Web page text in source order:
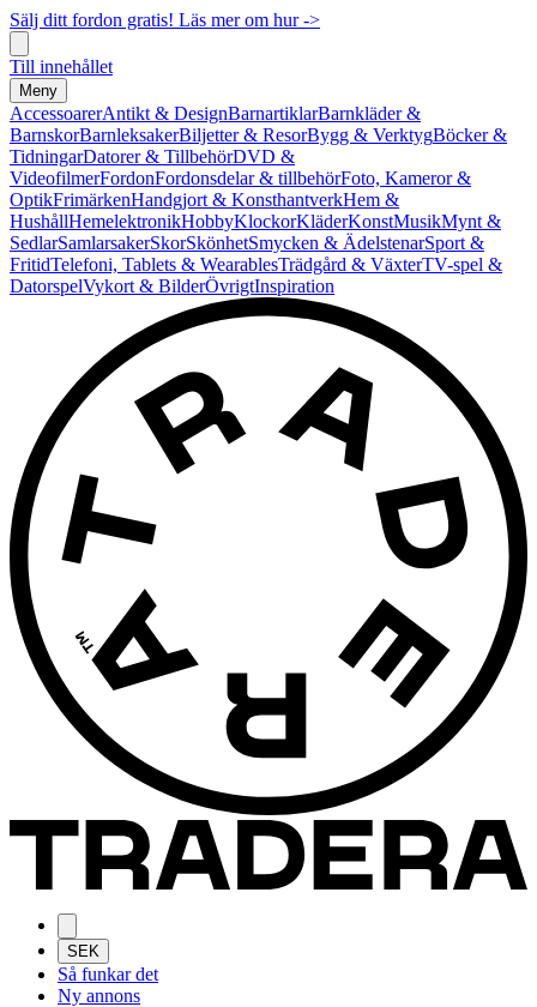
Sälj ditt fordon gratis! Läs mer om hur ->
Till innehållet
Meny
AccessoarerAntikt & DesignBarnartiklarBarnkläder &
BarnskorBarnleksakerBiljetter & ResorBygg & VerktygBöcker &
TidningarDatorer & TillbehörDVD &
VideofilmerFordonFordonsdelar & tillbehörFoto, Kameror &
OptikFrimärkenHandgjort & KonsthantverkHem &
HushållHemelektronikHobbyKlockorKläderKonstMusikMynt &
SedlarSamlarsakerSkorSkönhetSmycken & ÄdelstenarSport &
FritidTelefoni, Tablets & WearablesTrädgård & VäxterTV-spel &
DatorspelVykort & BilderÖvrigtInspiration
SEK
Så funkar det
Ny annons